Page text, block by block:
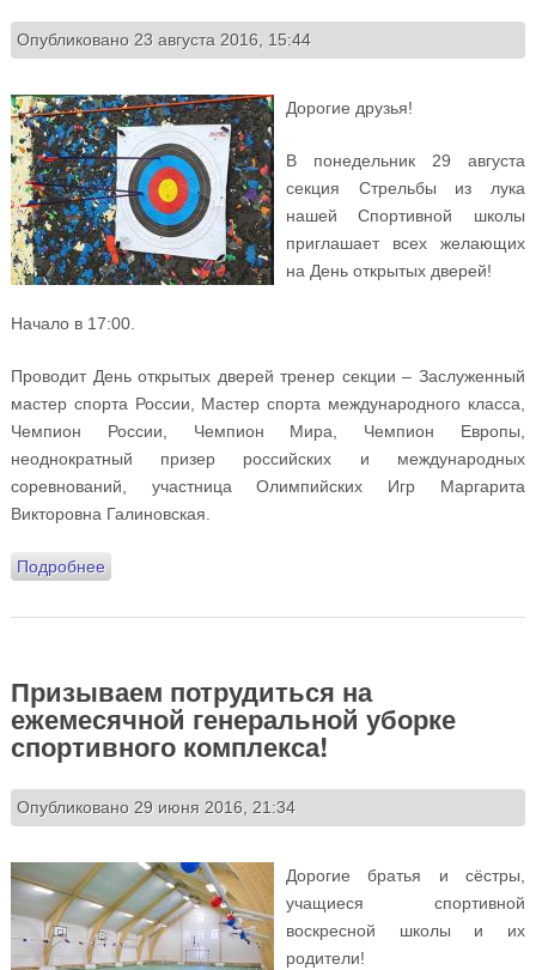
Опубликовано 23 августа 2016, 15:44
Дорогие друзья!
В понедельник 29 августа
секция Стрельбы из лука
нашей Спортивной школы
приглашает всех желающих
на День открытых дверей!
Начало в 17:00.
Проводит День открытых дверей тренер секции – Заслуженный
мастер спорта России, Мастер спорта международного класса,
Чемпион России, Чемпион Мира, Чемпион Европы,
неоднократный призер российских и международных
соревнований, участница Олимпийских Игр Маргарита
Викторовна Галиновская.
Подробнеео Секция Стрельбы из лука приглашает на День
Призываем потрудиться на
ежемесячной генеральной уборке
спортивного комплекса!
Опубликовано 29 июня 2016, 21:34
Дорогие братья и сёстры,
учащиеся спортивной
воскресной школы и их
родители!